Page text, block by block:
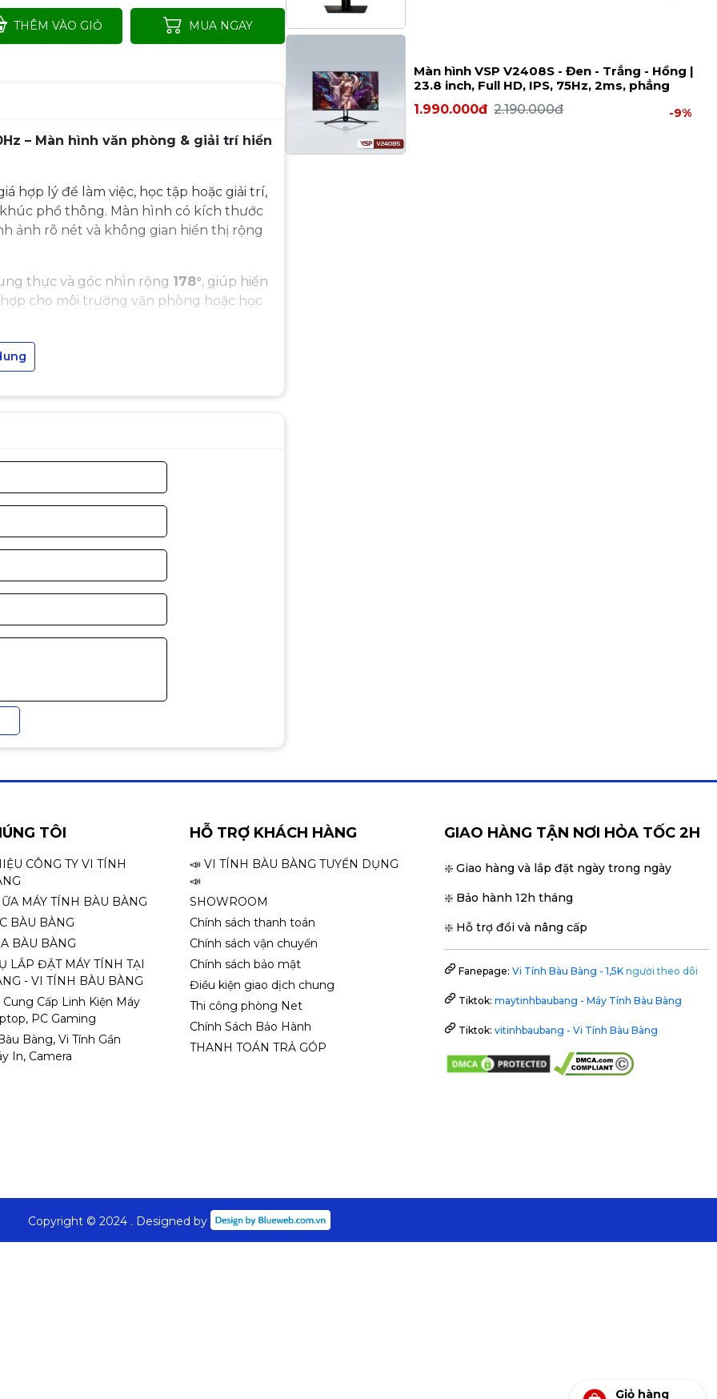
THÊM VÀO GIỎ MUA NGAY
– Màn hình văn phòng & giải trí hiển
hợp lý để làm việc, học tập hoặc giải trí,
phổ thông. Màn hình có kích thước
ảnh rõ nét và không gian hiển thị rộng
thực và góc nhìn rộng 178°, giúp hiển
cho môi trường văn phòng hoặc học
tại nhàvới chi phí hợp lý.
Màn hình VSP V2408S - Đen - Trắng - Hồng |
23.8 inch, Full HD, IPS, 75Hz, 2ms, phẳng
1.990.000đ 2.190.000đ -9%
TÔI
CÔNG TY VI TÍNH
MÁY TÍNH BÀU BÀNG
BÀU BÀNG
BÀU BÀNG
LẮP ĐẶT MÁY TÍNH TẠI
- VI TÍNH BÀU BÀNG
Cấp Linh Kiện Máy
PC Gaming
Bàng, Vi Tính Gần
In, Camera
HỖ TRỢ KHÁCH HÀNG
📣 VI TÍNH BÀU BÀNG TUYỂN DỤNG
📣
SHOWROOM
Chính sách thanh toán
Chính sách vận chuyển
Chính sách bảo mật
Điều kiện giao dịch chung
Thi công phòng Net
Chính Sách Bảo Hành
THANH TOÁN TRẢ GÓP
GIAO HÀNG TẬN NƠI HỎA TỐC 2H
❇️ Giao hàng và lắp đặt ngày trong ngày
❇️ Bảo hành 12h tháng
❇️ Hỗ trợ đổi và nâng cấp
Fanepage: Vi Tính Bàu Bàng - 1,5K người theo dõi
Tiktok: maytinhbaubang - Máy Tính Bàu Bàng
Tiktok: vitinhbaubang - Vi Tính Bàu Bàng
Copyright © 2024 . Designed by
Giỏ hàng